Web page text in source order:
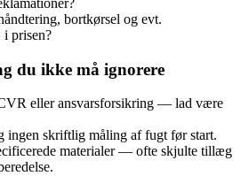
bortkørsel og evt.
prisen?
du ikke må ignorere
eller ansvarsforsikring — lad være
ingen skriftlig måling af fugt før start.
materialer — ofte skjulte tillæg